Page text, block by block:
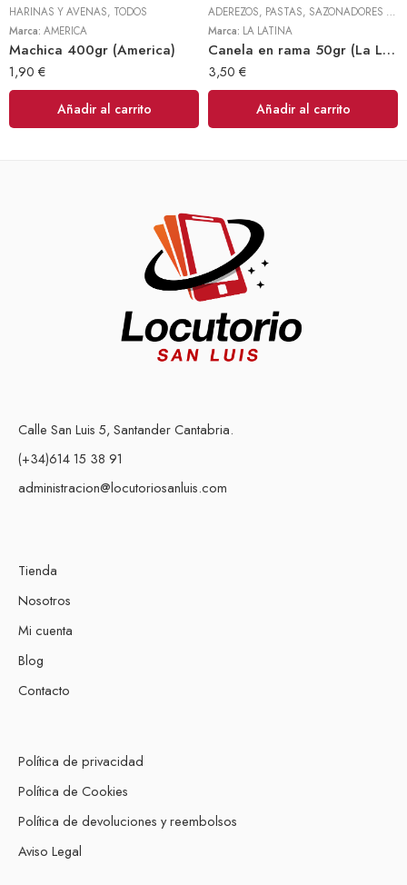
HARINAS Y AVENAS, TODOS
Marca: AMERICA
Machica 400gr (America)
1,90 €
Añadir al carrito
ADEREZOS, PASTAS, SAZONADORES Y CONDIMENTOS
Marca: LA LATINA
Canela en rama 50gr (La Latina)
3,50 €
Añadir al carrito
Calle San Luis 5, Santander Cantabria.
(+34)614 15 38 91
administracion@locutoriosanluis.com
Tienda
Nosotros
Mi cuenta
Blog
Contacto
Política de privacidad
Política de Cookies
Política de devoluciones y reembolsos
Aviso Legal